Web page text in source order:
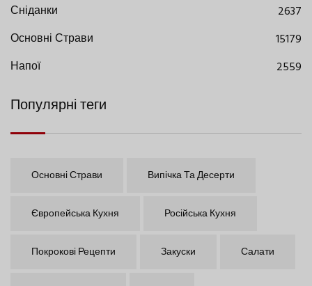
Сніданки
2637
Основні Страви
15179
Напої
2559
Популярні теги
Основні Страви Випічка Та Десерти
Європейська Кухня Російська Кухня
Покрокові Рецепти Закуски Салати